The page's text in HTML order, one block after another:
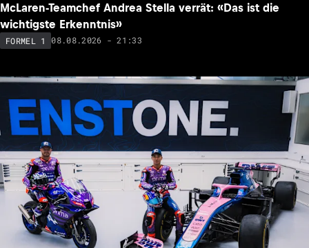
McLaren-Teamchef Andrea Stella verrät: «Das ist die
wichtigste Erkenntnis»
FORMEL 1 08.08.2026 - 21:33